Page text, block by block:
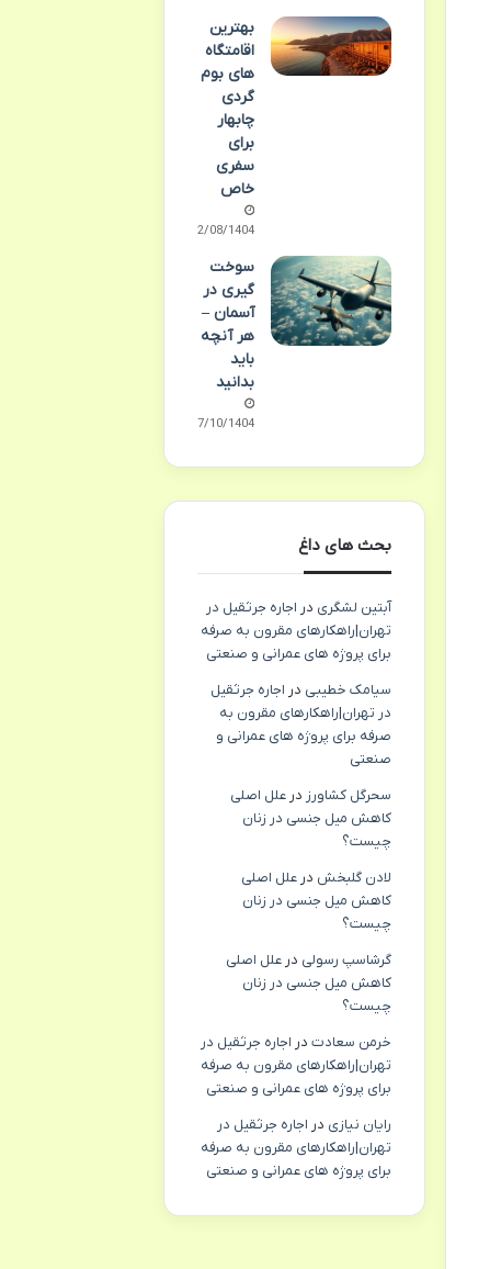
بهترین
اقامتگاه
های بوم
گردی
چابهار
برای
سفری
خاص
02/08/1404
سوخت
گیری در
آسمان –
هر آنچه
باید
بدانید
07/10/1404
بحث های داغ
آبتین لشگری در اجاره جرثقیل در
تهران|راهکارهای مقرون به صرفه
برای پروژه های عمرانی و صنعتی
سیامک خطیبی در اجاره جرثقیل
در تهران|راهکارهای مقرون به
صرفه برای پروژه های عمرانی و
صنعتی
سحرگل کشاورز در علل اصلی
کاهش میل جنسی در زنان
چیست؟
لادن گلبخش در علل اصلی
کاهش میل جنسی در زنان
چیست؟
گرشاسپ رسولی در علل اصلی
کاهش میل جنسی در زنان
چیست؟
خرمن سعادتدر اجاره جرثقیل در
تهران|راهکارهای مقرون به صرفه
برای پروژه های عمرانی و صنعتی
رایان نیازی در اجاره جرثقیل در
تهران|راهکارهای مقرون به صرفه
برای پروژه های عمرانی و صنعتی